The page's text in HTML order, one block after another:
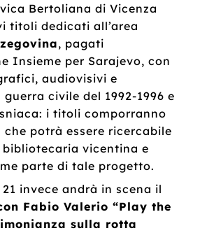
Bertoliana di Vicenza
titoli dedicati all’area
, pagati
Insieme per Sarajevo, con
audiovisivi e
civile del 1992-1996 e
i titoli comporranno
potrà essere ricercabile
vicentina e
parte di tale progetto.
invece andrà in scena il
Fabio Valerio “Play the
sulla rotta